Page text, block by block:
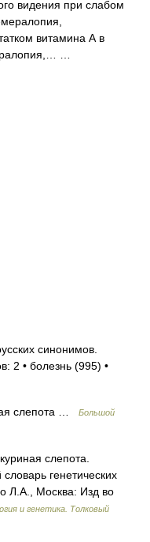
видения при слабом
витамина А в
…
синонимов.
2 • болезнь (995) •
слепота …
Большой
слепота.
генетических
Л.А., Москва: Изд во
и генетика. Толковый